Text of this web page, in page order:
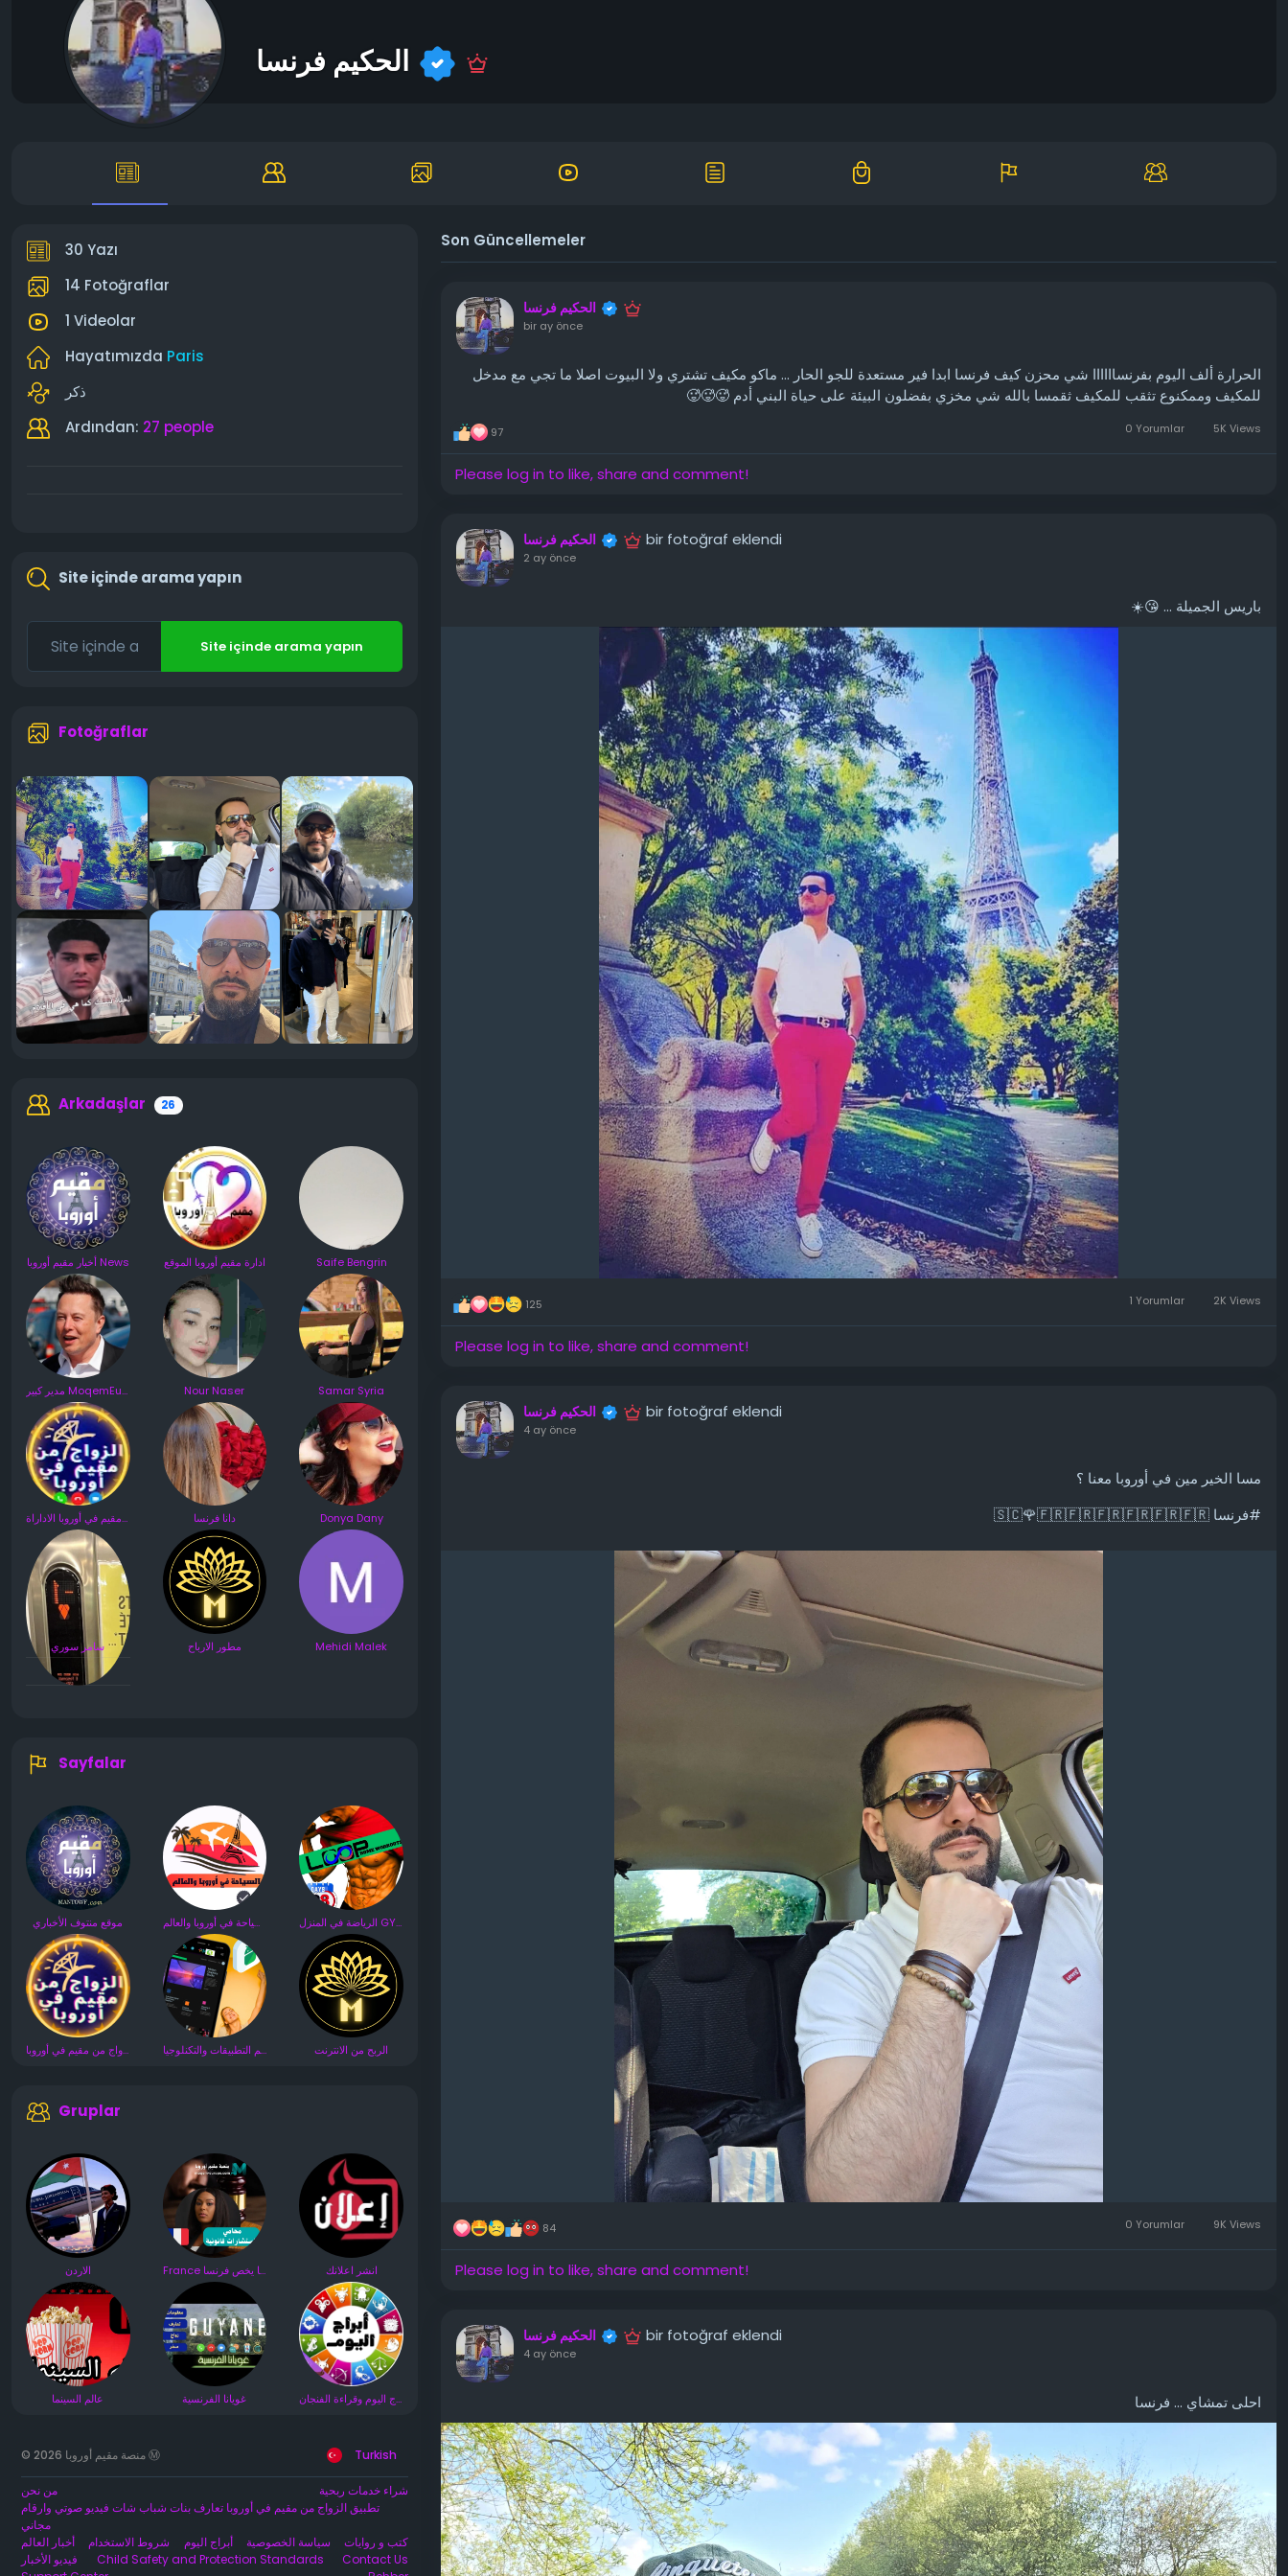
الحكيم فرنسا
30 Yazı
14 Fotoğraflar
1 Videolar
Hayatımızda Paris
ذكر
Ardından: 27 people
Site içinde arama yapın
Site içinde arama yapın
Fotoğraflar
Arkadaşlar 26
أخبار مقيم أوروبا News ادارة مقيم أوروبا الموقع Saife Bengrin
مدير كبير MoqemEurope Nour Naser Samar Syria
الزواج من مقيم في أوروبا الاداراة دانا فرنسا Donya Dany
سامر سوري مطور الارباح Mehidi Malek
Sayfalar
موقع منتوف الأخباري السياحة في أوروبا والعالم الرياضة في المنزل GYM
الزواج من مقيم في أوروبا عالم التطبيقات والتكنلوجيا الربح من الانترنت
Gruplar
الاردن France كل ما يخص فرنسا 🇫🇷 مجموعة انشر اعلانك
عالم السينما غويانا الفرنسية أبراج اليوم وقراءة الفنجان
© 2026 منصة مقيم أوروبا Ⓜ️ Turkish
من نحن
شراء خدمات ربحية
تطبيق الزواج من مقيم في أوروبا تعارف بنات شباب شات فيديو صوتي وارقام
مجاني
أخبار العالم
شروط الاستخدام أبراج اليوم سياسة الخصوصية
كتب و روايات
فيديو الأخبار
Child Safety and Protection Standards
Contact Us
Son Güncellemeler
الحكيم فرنسا
bir ay önce
الحرارة ألف اليوم بفرنساااااا شي محزن كيف فرنسا ابدا فير مستعدة للجو الحار ... ماكو مكيف تشتري ولا البيوت اصلا ما تجي مع مدخل
للمكيف وممكنوع تثقب للمكيف ثقمسا بالله شي مخزي بفضلون البيئة على حياة البني أدم 🥵🥵🥵
97 0 Yorumlar 5K Views
Please log in to like, share and comment!
الحكيم فرنسا bir fotoğraf eklendi
2 ay önce
باريس الجميلة ... 😘☀️
125 1 Yorumlar 2K Views
Please log in to like, share and comment!
الحكيم فرنسا bir fotoğraf eklendi
4 ay önce
مسا الخير مين في أوروبا معنا ؟
#فرنسا 🇸🇨🌹🇫🇷🇫🇷🇫🇷🇫🇷🇫🇷🇫🇷
84 0 Yorumlar 9K Views
Please log in to like, share and comment!
الحكيم فرنسا bir fotoğraf eklendi
4 ay önce
احلى تمشاي ... فرنسا